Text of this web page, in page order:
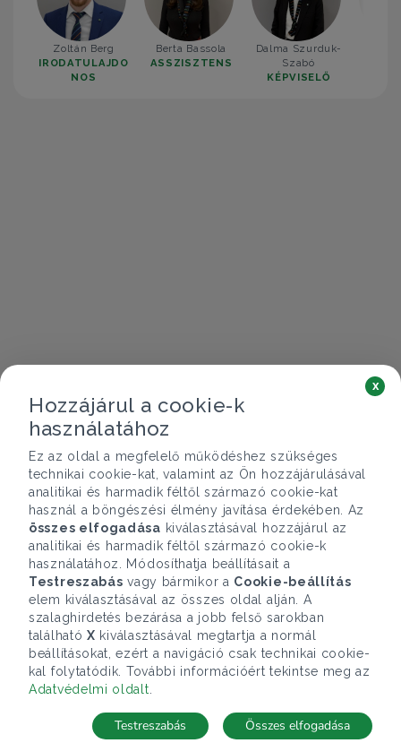
Zoltán Berg
IRODATULAJDO
NOS
Berta Bassola
ASSZISZTENS
Dalma Szurduk-
Szabó
KÉPVISELŐ
Telefonhívás Kapcsolat
Hozzájárul a cookie-k
használatához
Ez az oldal a megfelelő működéshez szükséges
technikai cookie-kat, valamint az Ön hozzájárulásával
analitikai és harmadik féltől származó cookie-kat
használ a böngészési élmény javítása érdekében. Az
összes elfogadása kiválasztásával hozzájárul az
analitikai és harmadik féltől származó cookie-k
használatához. Módosíthatja beállításait a
Testreszabás vagy bármikor a Cookie-beállítás
elem kiválasztásával az összes oldal alján. A
szalaghirdetés bezárása a jobb felső sarokban
található X kiválasztásával megtartja a normál
beállításokat, ezért a navigáció csak technikai cookie-
kal folytatódik. További információért tekintse meg az
Adatvédelmi oldalt
x
Összes elfogadása
Testreszabás